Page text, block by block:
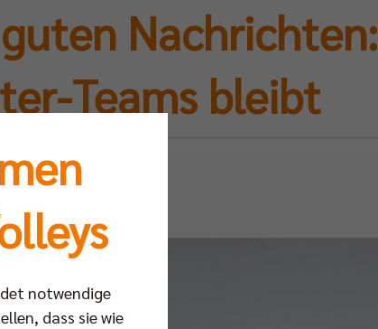
Nachrichten:
Teams bleibt
notwendige
dass sie wie